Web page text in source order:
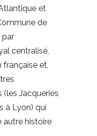
et
de
par
centralisé,
française et,
Jacqueries
à Lyon) qui
autre histoire